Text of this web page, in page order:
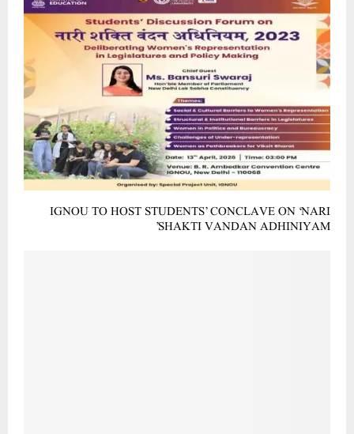
IGNOU TO HOST STUDENTS’ CONCLAVE ON ‘NARI
SHAKTI VANDAN ADHINIYAM’